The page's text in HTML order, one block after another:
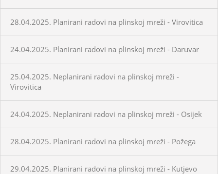
28.04.2025. Planirani radovi na plinskoj mreži - Virovitica
24.04.2025. Planirani radovi na plinskoj mreži - Daruvar
25.04.2025. Neplanirani radovi na plinskoj mreži -
Virovitica
24.04.2025. Neplanirani radovi na plinskoj mreži - Osijek
28.04.2025. Planirani radovi na plinskoj mreži - Požega
29.04.2025. Planirani radovi na plinskoj mreži - Kutjevo